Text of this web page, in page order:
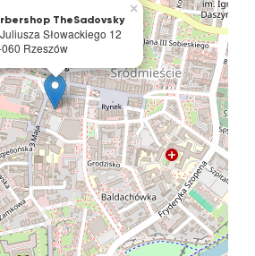
TheSadovsky
Słowackiego 12
Rzeszów
×